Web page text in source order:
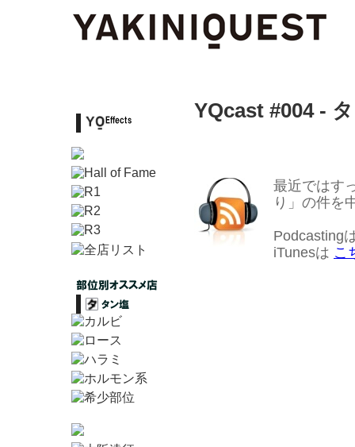
YQcast #004 -
最近ではす
り」の件を
Podcasting
iTunesは こ